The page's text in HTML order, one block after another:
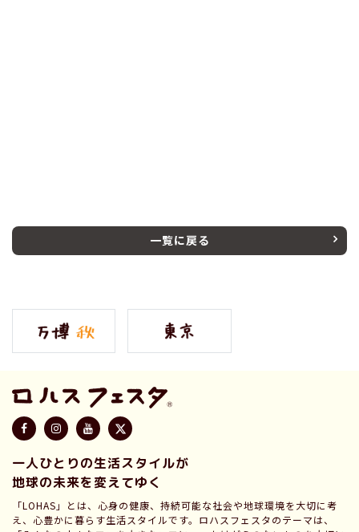
一覧に戻る
一人ひとりの生活スタイルが
地球の未来を変えてゆく
「LOHAS」とは、心身の健康、持続可能な社会や地球環境を大切に考
え、心豊かに暮らす生活スタイルです。ロハスフェスタのテーマは、